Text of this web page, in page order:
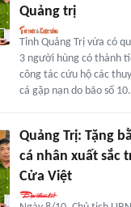
Quảng trị
Tỉnh Quảng Trị vừa có
3 người hùng có thành
công tác cứu hộ các
cá gặp nạn do bão số 10.
Quảng Trị: Tặng
cá nhân xuất sắc
Cửa Việt